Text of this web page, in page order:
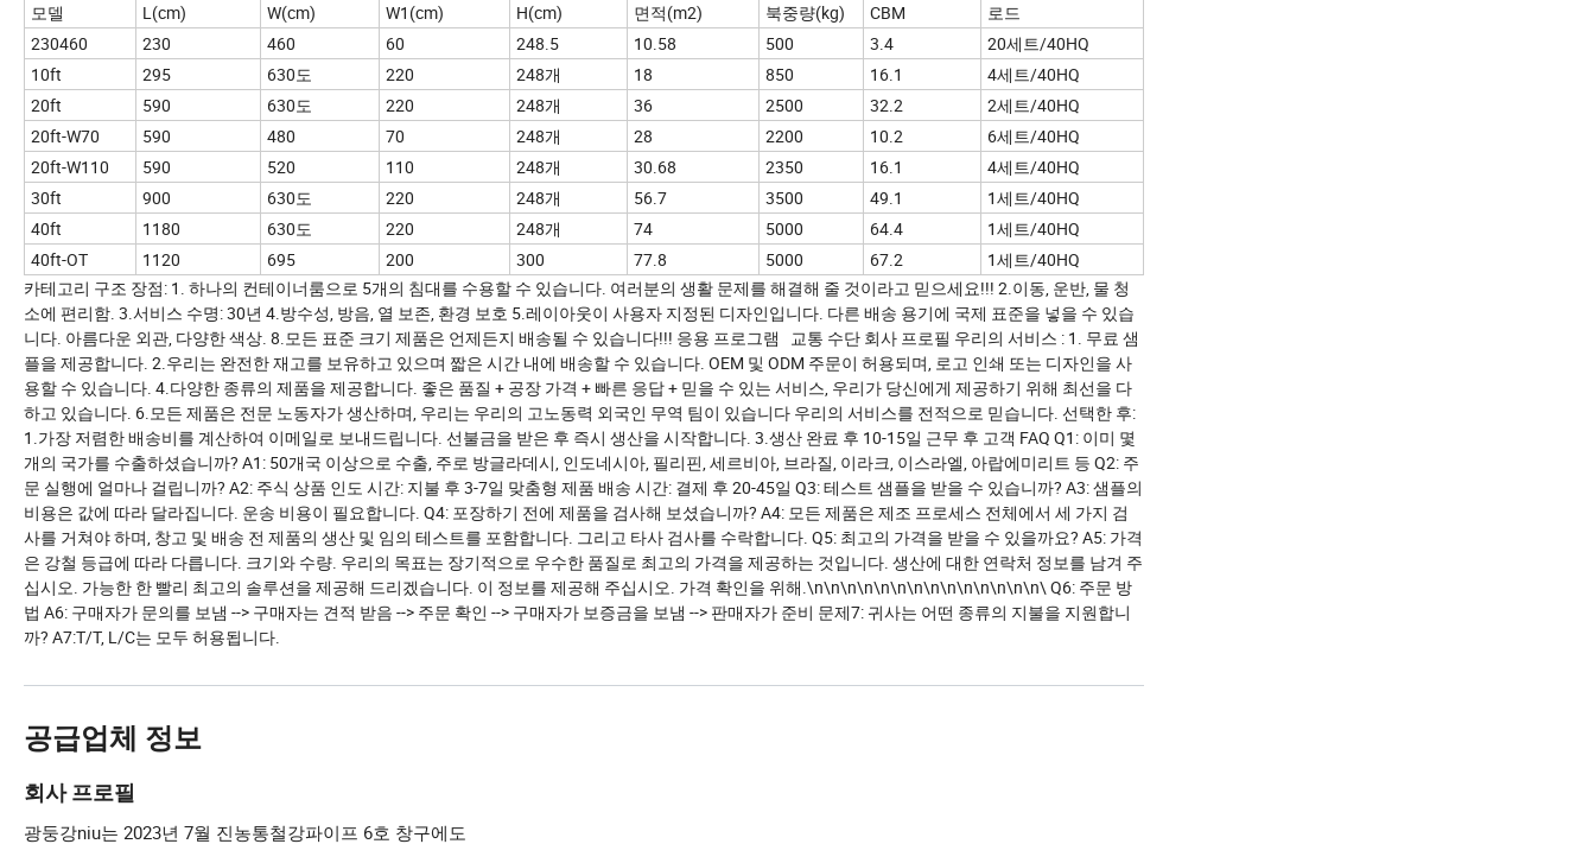
모델
L(cm) W(cm) W1(cm) H(cm) 면적(m2) 북중량(kg) CBM
로드
230460
230 460 60 248.5 10.58 500 3.4
20세트/40HQ
10ft
295 630도 220 248개 18 850 16.1
4세트/40HQ
20ft
590 630도 220 248개 36 2500 32.2
2세트/40HQ
20ft-W70
590 480 70 248개 28 2200 10.2
6세트/40HQ
20ft-W110
590 520 110 248개 30.68 2350 16.1
4세트/40HQ
30ft
900 630도 220 248개 56.7 3500 49.1
1세트/40HQ
40ft
1180 630도 220 248개 74 5000 64.4
1세트/40HQ
40ft-OT
1120 695 200 300 77.8 5000 67.2
1세트/40HQ
카테고리 구조 장점: 1. 하나의 컨테이너룸으로 5개의 침대를 수용할 수 있습니다. 여러분의 생활 문제를 해결해 줄 것이라고 믿으세요!!! 2.이동, 운반, 물 청
소에 편리함. 3.서비스 수명: 30년 4.방수성, 방음, 열 보존, 환경 보호 5.레이아웃이 사용자 지정된 디자인입니다. 다른 배송 용기에 국제 표준을 넣을 수 있습
니다. 아름다운 외관, 다양한 색상. 8.모든 표준 크기 제품은 언제든지 배송될 수 있습니다!!! 응용 프로그램 교통 수단 회사 프로필 우리의 서비스 : 1. 무료 샘
플을 제공합니다. 2.우리는 완전한 재고를 보유하고 있으며 짧은 시간 내에 배송할 수 있습니다. OEM 및 ODM 주문이 허용되며, 로고 인쇄 또는 디자인을 사
용할 수 있습니다. 4.다양한 종류의 제품을 제공합니다. 좋은 품질 + 공장 가격 + 빠른 응답 + 믿을 수 있는 서비스, 우리가 당신에게 제공하기 위해 최선을 다
하고 있습니다. 6.모든 제품은 전문 노동자가 생산하며, 우리는 우리의 고노동력 외국인 무역 팀이 있습니다 우리의 서비스를 전적으로 믿습니다. 선택한 후:
1.가장 저렴한 배송비를 계산하여 이메일로 보내드립니다. 선불금을 받은 후 즉시 생산을 시작합니다. 3.생산 완료 후 10-15일 근무 후 고객 FAQ Q1: 이미 몇
개의 국가를 수출하셨습니까? A1: 50개국 이상으로 수출, 주로 방글라데시, 인도네시아, 필리핀, 세르비아, 브라질, 이라크, 이스라엘, 아랍에미리트 등 Q2: 주
문 실행에 얼마나 걸립니까? A2: 주식 상품 인도 시간: 지불 후 3-7일 맞춤형 제품 배송 시간: 결제 후 20-45일 Q3: 테스트 샘플을 받을 수 있습니까? A3: 샘플의
비용은 값에 따라 달라집니다. 운송 비용이 필요합니다. Q4: 포장하기 전에 제품을 검사해 보셨습니까? A4: 모든 제품은 제조 프로세스 전체에서 세 가지 검
사를 거쳐야 하며, 창고 및 배송 전 제품의 생산 및 임의 테스트를 포함합니다. 그리고 타사 검사를 수락합니다. Q5: 최고의 가격을 받을 수 있을까요? A5: 가격
은 강철 등급에 따라 다릅니다. 크기와 수량. 우리의 목표는 장기적으로 우수한 품질로 최고의 가격을 제공하는 것입니다. 생산에 대한 연락처 정보를 남겨 주
십시오. 가능한 한 빨리 최고의 솔루션을 제공해 드리겠습니다. 이 정보를 제공해 주십시오. 가격 확인을 위해.\n\n\n\n\n\n\n\n\n\n\n\n\n\n\ Q6: 주문 방
법 A6: 구매자가 문의를 보냄 --> 구매자는 견적 받음 --> 주문 확인 --> 구매자가 보증금을 보냄 --> 판매자가 준비 문제7: 귀사는 어떤 종류의 지불을 지원합니
까? A7:T/T, L/C는 모두 허용됩니다.
공급업체 정보
회사 프로필
광둥강niu는 2023년 7월 진농통철강파이프 6호 창구에도